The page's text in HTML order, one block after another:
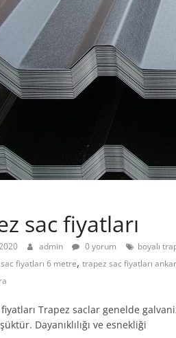
sac fiyatları
admin 0 yorum boyalı
fiyatları 6 metre, trapez sac fiyatları
Trapez saclar genelde
Dayanıklılığı ve esnekliği